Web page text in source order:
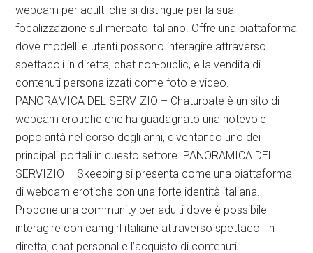
webcam per adulti che si distingue per la sua
focalizzazione sul mercato italiano. Offre una piattaforma
dove modelli e utenti possono interagire attraverso
spettacoli in diretta, chat non-public, e la vendita di
contenuti personalizzati come foto e video.
PANORAMICA DEL SERVIZIO – Chaturbate è un sito di
webcam erotiche che ha guadagnato una notevole
popolarità nel corso degli anni, diventando uno dei
principali portali in questo settore. PANORAMICA DEL
SERVIZIO – Skeeping si presenta come una piattaforma
di webcam erotiche con una forte identità italiana.
Propone una community per adulti dove è possibile
interagire con camgirl italiane attraverso spettacoli in
diretta, chat personal e l’acquisto di contenuti